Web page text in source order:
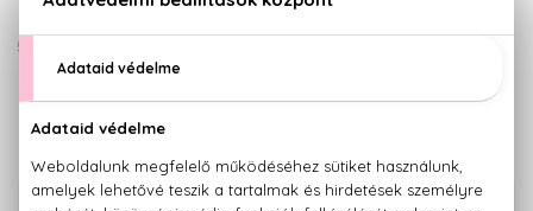
0 értékelés alapján
DC - Batman
Eau De Toilette 50 ml